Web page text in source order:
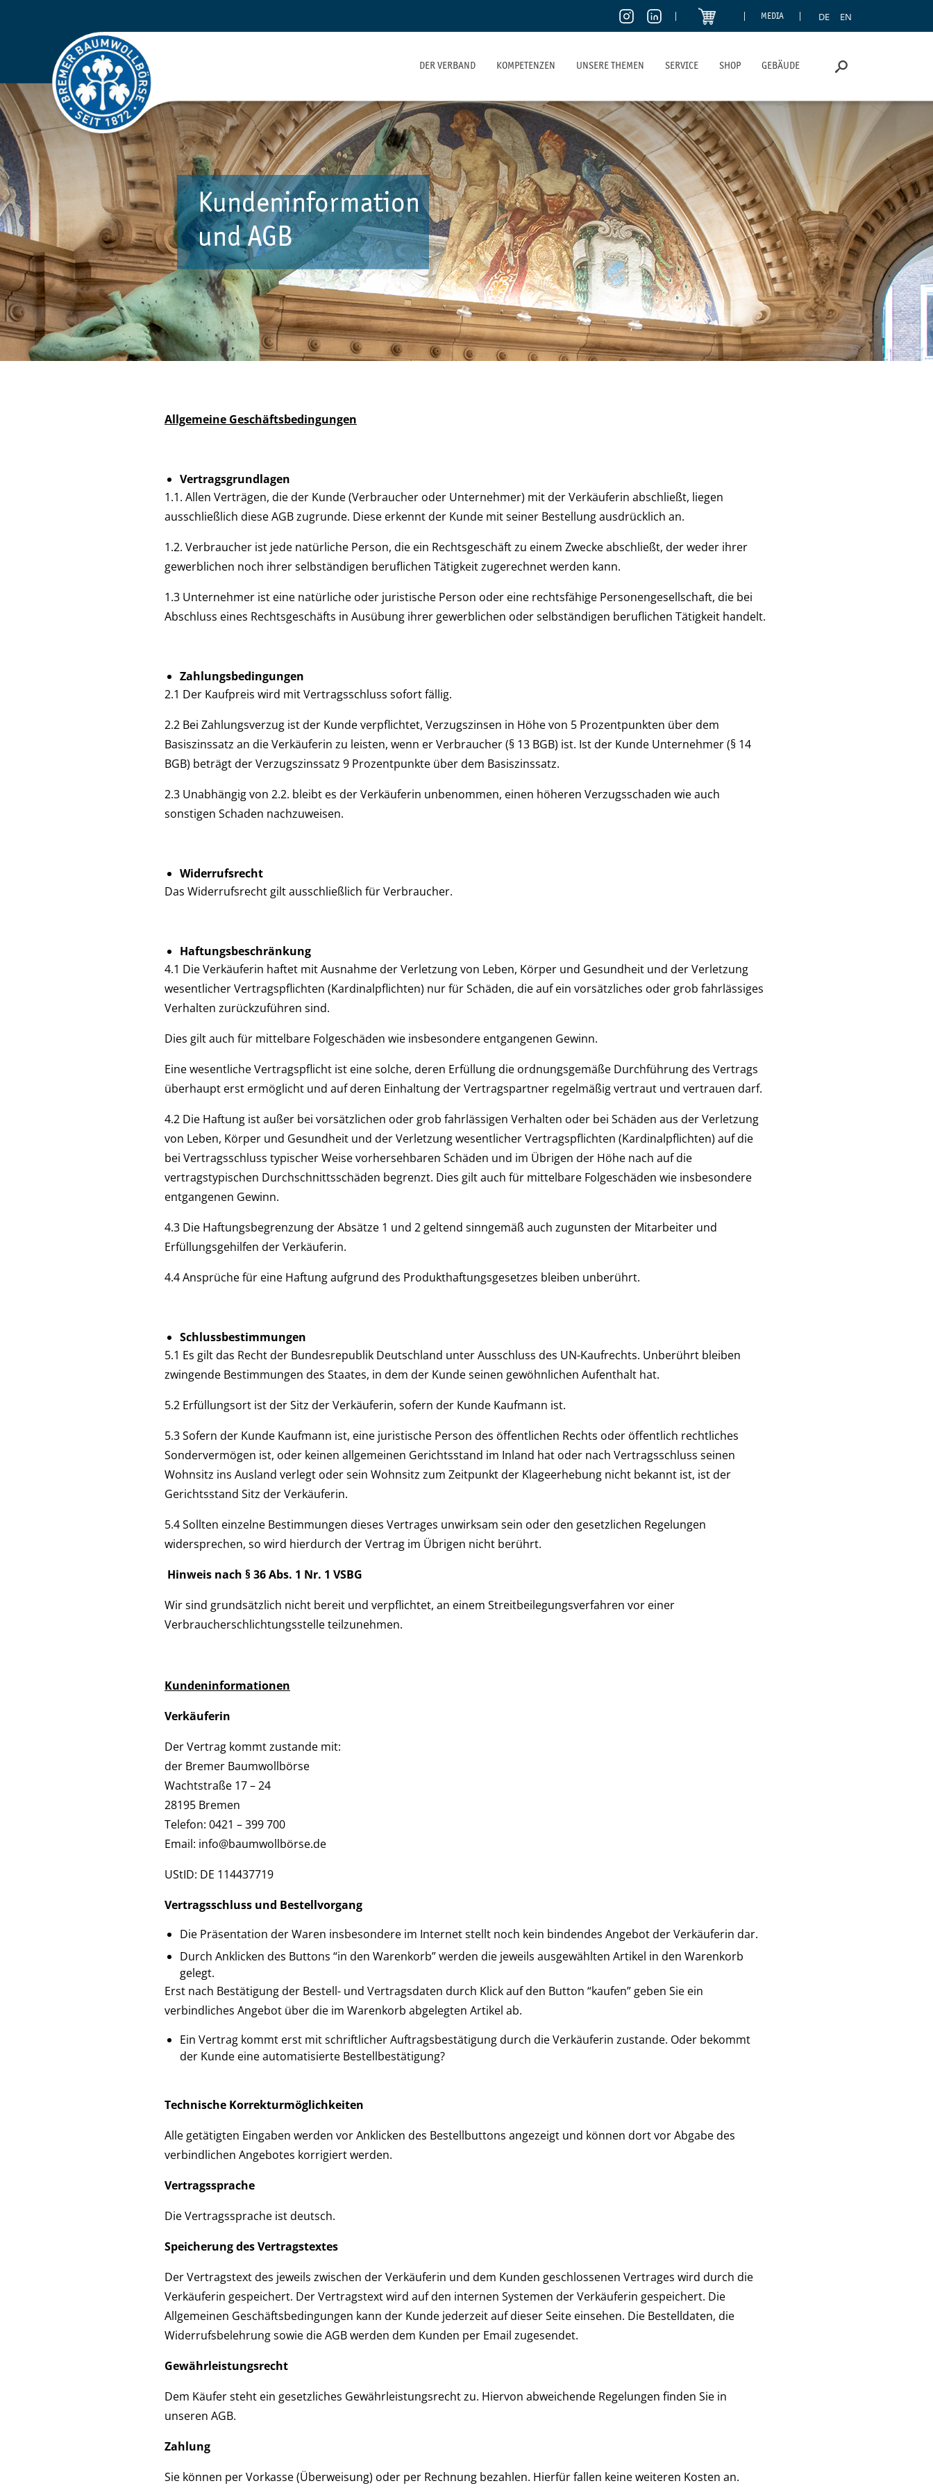
MEDIA DE EN
DER VERBAND KOMPETENZEN UNSERE THEMEN SERVICE SHOP GEBÄUDE
Kundeninformation
und AGB
Allgemeine Geschäftsbedingungen
Vertragsgrundlagen
1.1. Allen Verträgen, die der Kunde (Verbraucher oder Unternehmer) mit der Verkäuferin abschließt, liegen
ausschließlich diese AGB zugrunde. Diese erkennt der Kunde mit seiner Bestellung ausdrücklich an.
1.2. Verbraucher ist jede natürliche Person, die ein Rechtsgeschäft zu einem Zwecke abschließt, der weder ihrer
gewerblichen noch ihrer selbständigen beruflichen Tätigkeit zugerechnet werden kann.
1.3 Unternehmer ist eine natürliche oder juristische Person oder eine rechtsfähige Personengesellschaft, die bei
Abschluss eines Rechtsgeschäfts in Ausübung ihrer gewerblichen oder selbständigen beruflichen Tätigkeit handelt.
Zahlungsbedingungen
2.1 Der Kaufpreis wird mit Vertragsschluss sofort fällig.
2.2 Bei Zahlungsverzug ist der Kunde verpflichtet, Verzugszinsen in Höhe von 5 Prozentpunkten über dem
Basiszinssatz an die Verkäuferin zu leisten, wenn er Verbraucher (§ 13 BGB) ist. Ist der Kunde Unternehmer (§ 14
BGB) beträgt der Verzugszinssatz 9 Prozentpunkte über dem Basiszinssatz.
2.3 Unabhängig von 2.2. bleibt es der Verkäuferin unbenommen, einen höheren Verzugsschaden wie auch
sonstigen Schaden nachzuweisen.
Widerrufsrecht
Das Widerrufsrecht gilt ausschließlich für Verbraucher.
Haftungsbeschränkung
4.1 Die Verkäuferin haftet mit Ausnahme der Verletzung von Leben, Körper und Gesundheit und der Verletzung
wesentlicher Vertragspflichten (Kardinalpflichten) nur für Schäden, die auf ein vorsätzliches oder grob fahrlässiges
Verhalten zurückzuführen sind.
Dies gilt auch für mittelbare Folgeschäden wie insbesondere entgangenen Gewinn.
Eine wesentliche Vertragspflicht ist eine solche, deren Erfüllung die ordnungsgemäße Durchführung des Vertrags
überhaupt erst ermöglicht und auf deren Einhaltung der Vertragspartner regelmäßig vertraut und vertrauen darf.
4.2 Die Haftung ist außer bei vorsätzlichen oder grob fahrlässigen Verhalten oder bei Schäden aus der Verletzung
von Leben, Körper und Gesundheit und der Verletzung wesentlicher Vertragspflichten (Kardinalpflichten) auf die
bei Vertragsschluss typischer Weise vorhersehbaren Schäden und im Übrigen der Höhe nach auf die
vertragstypischen Durchschnittsschäden begrenzt. Dies gilt auch für mittelbare Folgeschäden wie insbesondere
entgangenen Gewinn.
4.3 Die Haftungsbegrenzung der Absätze 1 und 2 geltend sinngemäß auch zugunsten der Mitarbeiter und
Erfüllungsgehilfen der Verkäuferin.
4.4 Ansprüche für eine Haftung aufgrund des Produkthaftungsgesetzes bleiben unberührt.
Schlussbestimmungen
5.1 Es gilt das Recht der Bundesrepublik Deutschland unter Ausschluss des UN-Kaufrechts. Unberührt bleiben
zwingende Bestimmungen des Staates, in dem der Kunde seinen gewöhnlichen Aufenthalt hat.
5.2 Erfüllungsort ist der Sitz der Verkäuferin, sofern der Kunde Kaufmann ist.
5.3 Sofern der Kunde Kaufmann ist, eine juristische Person des öffentlichen Rechts oder öffentlich rechtliches
Sondervermögen ist, oder keinen allgemeinen Gerichtsstand im Inland hat oder nach Vertragsschluss seinen
Wohnsitz ins Ausland verlegt oder sein Wohnsitz zum Zeitpunkt der Klageerhebung nicht bekannt ist, ist der
Gerichtsstand Sitz der Verkäuferin.
5.4 Sollten einzelne Bestimmungen dieses Vertrages unwirksam sein oder den gesetzlichen Regelungen
widersprechen, so wird hierdurch der Vertrag im Übrigen nicht berührt.
Hinweis nach § 36 Abs. 1 Nr. 1 VSBG
Wir sind grundsätzlich nicht bereit und verpflichtet, an einem Streitbeilegungsverfahren vor einer
Verbraucherschlichtungsstelle teilzunehmen.
Kundeninformationen
Verkäuferin
Der Vertrag kommt zustande mit:
der Bremer Baumwollbörse
Wachtstraße 17 – 24
28195 Bremen
Telefon: 0421 – 399 700
Email: info@baumwollbörse.de
UStID: DE 114437719
Vertragsschluss und Bestellvorgang
Die Präsentation der Waren insbesondere im Internet stellt noch kein bindendes Angebot der Verkäuferin dar.
Durch Anklicken des Buttons “in den Warenkorb” werden die jeweils ausgewählten Artikel in den Warenkorb
gelegt.
Erst nach Bestätigung der Bestell- und Vertragsdaten durch Klick auf den Button “kaufen” geben Sie ein
verbindliches Angebot über die im Warenkorb abgelegten Artikel ab.
Ein Vertrag kommt erst mit schriftlicher Auftragsbestätigung durch die Verkäuferin zustande. Oder bekommt
der Kunde eine automatisierte Bestellbestätigung?
Technische Korrekturmöglichkeiten
Alle getätigten Eingaben werden vor Anklicken des Bestellbuttons angezeigt und können dort vor Abgabe des
verbindlichen Angebotes korrigiert werden.
Vertragssprache
Die Vertragssprache ist deutsch.
Speicherung des Vertragstextes
Der Vertragstext des jeweils zwischen der Verkäuferin und dem Kunden geschlossenen Vertrages wird durch die
Verkäuferin gespeichert. Der Vertragstext wird auf den internen Systemen der Verkäuferin gespeichert. Die
Allgemeinen Geschäftsbedingungen kann der Kunde jederzeit auf dieser Seite einsehen. Die Bestelldaten, die
Widerrufsbelehrung sowie die AGB werden dem Kunden per Email zugesendet.
Gewährleistungsrecht
Dem Käufer steht ein gesetzliches Gewährleistungsrecht zu. Hiervon abweichende Regelungen finden Sie in
unseren AGB.
Zahlung
Sie können per Vorkasse (Überweisung) oder per Rechnung bezahlen. Hierfür fallen keine weiteren Kosten an.